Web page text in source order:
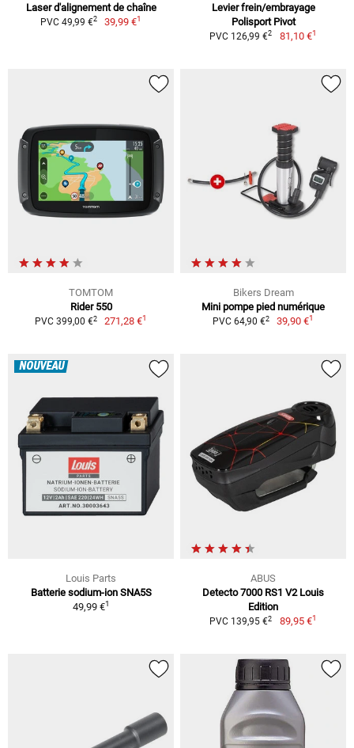
Laser d'alignement de chaîne
PVC 49,99 €2 39,99 €1
Levier frein/embrayage
Polisport Pivot
PVC 126,99 €2 81,10 €1
TOMTOM
Rider 550
PVC 399,00 €2 271,28 €1
Bikers Dream
Mini pompe pied numérique
PVC 64,90 €2 39,90 €1
NOUVEAU
Louis Parts
Batterie sodium-ion SNA5S
49,99 €1
ABUS
Detecto 7000 RS1 V2 Louis
Edition
PVC 139,95 €2 89,95 €1